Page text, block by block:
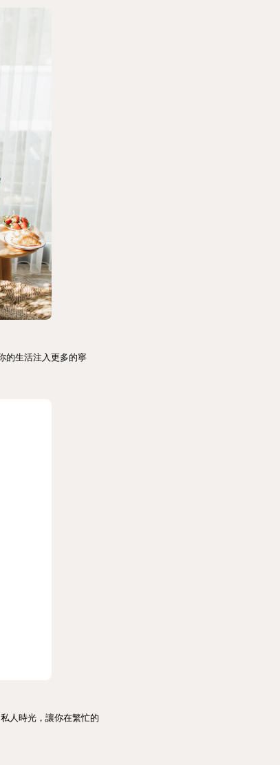
的生活注入更多的寧
人時光，讓你在繁忙的